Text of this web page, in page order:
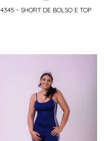
4345 - SHORT DE BOLSO E TOP